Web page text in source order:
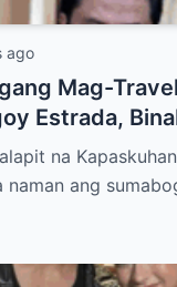
ago
Mag-
Estrada,
Posibleng
na
naman ang